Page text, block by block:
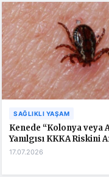
SAĞLIKLI YAŞAM
Kenede “Kolonya veya
Yanılgısı KKKA Riskini
17.07.2026